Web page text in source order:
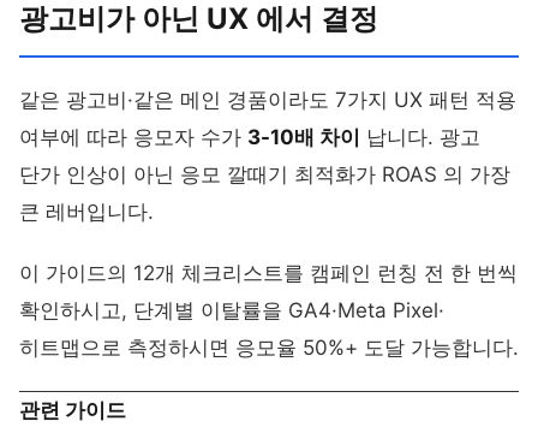
광고비가 아닌 UX 에서 결정
같은 광고비·같은 메인 경품이라도 7가지 UX 패턴 적용
여부에 따라 응모자 수가 3-10배 차이
납니다. 광고
단가 인상이 아닌 응모 깔때기 최적화가 ROAS 의 가장
큰 레버입니다.
이 가이드의 12개 체크리스트를 캠페인 런칭 전 한 번씩
확인하시고, 단계별 이탈률을 GA4·Meta Pixel·
히트맵으로 측정하시면 응모율 50%+ 도달 가능합니다.
관련 가이드